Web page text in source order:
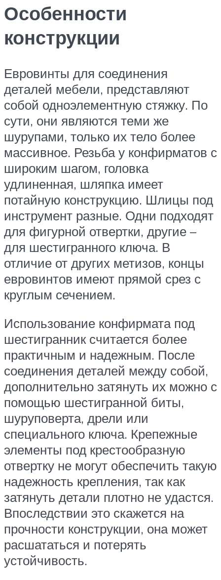
Особенности
конструкции
Евровинты для соединения
деталей мебели, представляют
собой одноэлементную стяжку. По
сути, они являются теми же
шурупами, только их тело более
массивное. Резьба у конфирматов с
широким шагом, головка
удлиненная, шляпка имеет
потайную конструкцию. Шлицы под
инструмент разные. Одни подходят
для фигурной отвертки, другие –
для шестигранного ключа. В
отличие от других метизов, концы
евровинтов имеют прямой срез с
круглым сечением.
Использование конфирмата под
шестигранник считается более
практичным и надежным. После
соединения деталей между собой,
дополнительно затянуть их можно с
помощью шестигранной биты,
шуруповерта, дрели или
специального ключа. Крепежные
элементы под крестообразную
отвертку не могут обеспечить такую
надежность крепления, так как
затянуть детали плотно не удастся.
Впоследствии это скажется на
прочности конструкции, она может
расшататься и потерять
устойчивость.